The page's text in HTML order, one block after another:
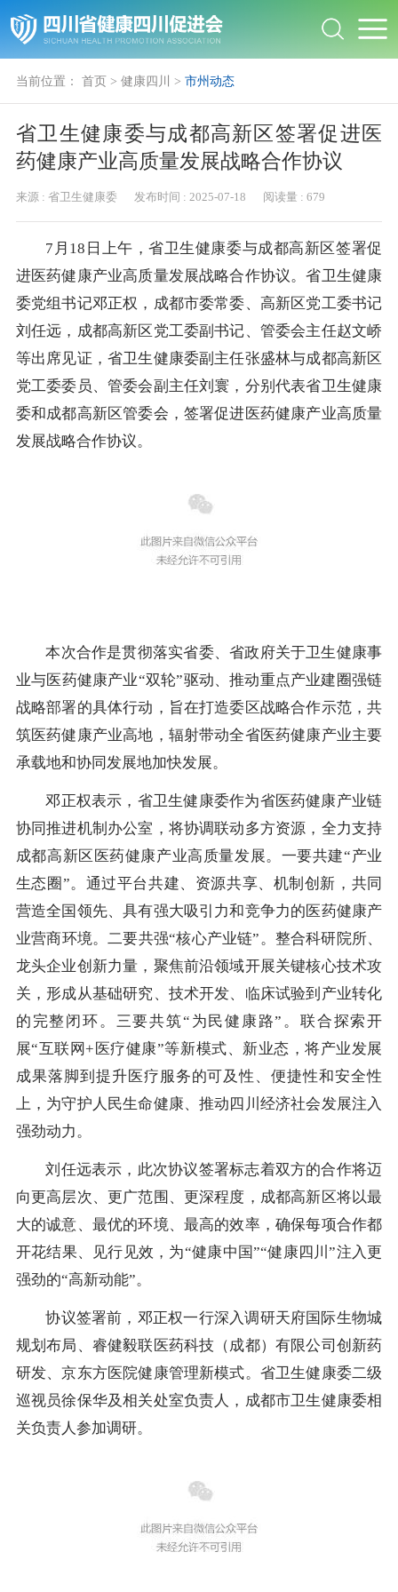
当前位置： 首页 > 健康四川 > 市州动态
省卫生健康委与成都高新区签署促进医
药健康产业高质量发展战略合作协议
来源 : 省卫生健康委 发布时间 :2025-07-18 阅读量 :679
7月18日上午，省卫生健康委与成都高新区签署促
进医药健康产业高质量发展战略合作协议。省卫生健康
委党组书记邓正权，成都市委常委、高新区党工委书记
刘任远，成都高新区党工委副书记、管委会主任赵文峤
等出席见证，省卫生健康委副主任张盛林与成都高新区
党工委委员、管委会副主任刘寰，分别代表省卫生健康
委和成都高新区管委会，签署促进医药健康产业高质量
发展战略合作协议。
本次合作是贯彻落实省委、省政府关于卫生健康事
业与医药健康产业“双轮”驱动、推动重点产业建圈强链
战略部署的具体行动，旨在打造委区战略合作示范，共
筑医药健康产业高地，辐射带动全省医药健康产业主要
承载地和协同发展地加快发展。
邓正权表示，省卫生健康委作为省医药健康产业链
协同推进机制办公室，将协调联动多方资源，全力支持
成都高新区医药健康产业高质量发展。一要共建“产业
生态圈”。通过平台共建、资源共享、机制创新，共同
营造全国领先、具有强大吸引力和竞争力的医药健康产
业营商环境。二要共强“核心产业链”。整合科研院所、
龙头企业创新力量，聚焦前沿领域开展关键核心技术攻
关，形成从基础研究、技术开发、临床试验到产业转化
的完整闭环。三要共筑“为民健康路”。联合探索开
展“互联网+医疗健康”等新模式、新业态，将产业发展
成果落脚到提升医疗服务的可及性、便捷性和安全性
上，为守护人民生命健康、推动四川经济社会发展注入
强劲动力。
刘任远表示，此次协议签署标志着双方的合作将迈
向更高层次、更广范围、更深程度，成都高新区将以最
大的诚意、最优的环境、最高的效率，确保每项合作都
开花结果、见行见效，为“健康中国”“健康四川”注入更
强劲的“高新动能”。
协议签署前，邓正权一行深入调研天府国际生物城
规划布局、睿健毅联医药科技（成都）有限公司创新药
研发、京东方医院健康管理新模式。省卫生健康委二级
巡视员徐保华及相关处室负责人，成都市卫生健康委相
关负责人参加调研。